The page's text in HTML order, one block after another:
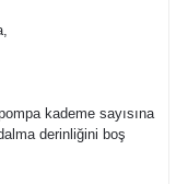
kademe sayısına
derinliğini boş